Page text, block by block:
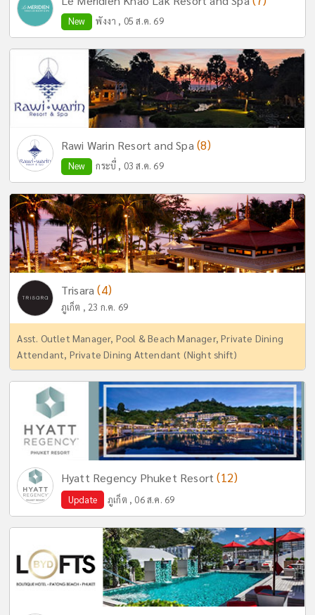
New พังงา , 05 ส.ค. 69
Rawi Warin Resort and Spa (8)
New กระบี่ , 03 ส.ค. 69
Trisara(4)
ภูเก็ต , 23 ก.ค. 69
Asst. Outlet Manager, Pool & Beach Manager, Private Dining
Attendant, Private Dining Attendant (Night shift)
Hyatt Regency Phuket Resort(12)
Update ภูเก็ต , 06 ส.ค. 69